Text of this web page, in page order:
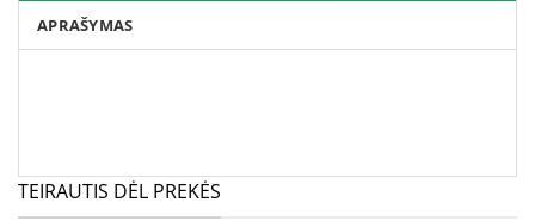
APRAŠYMAS
TEIRAUTIS DĖL PREKĖS